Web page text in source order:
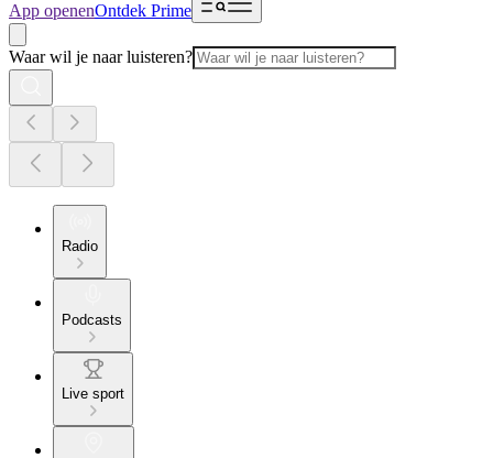
App openenOntdek Prime
Waar wil je naar luisteren?
Radio
Podcasts
Live sport